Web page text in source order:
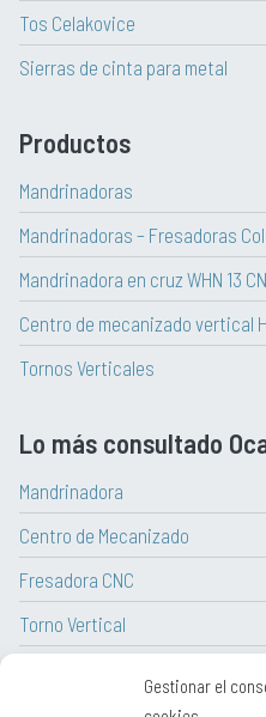
Gestionar el
Tos Celakovice
Sierras de cinta para metal
Productos
Mandrinadoras
Mandrinadoras – Fresadoras
Mandrinadora en cruz WHN 13
Centro de mecanizado vertical
Tornos Verticales
Lo más consultado
Mandrinadora
Centro de Mecanizado
Fresadora CNC
Torno Vertical